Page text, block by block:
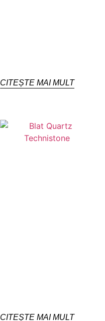
CITEȘTE MAI MULT
CITEȘTE MAI MULT